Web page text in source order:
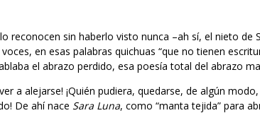
reconocen sin haberlo visto nunca –ah sí, el nieto de
en esas palabras quichuas “que no tienen
el abrazo perdido, esa poesía total del abrazo
a alejarse! ¡Quién pudiera, quedarse, de algún
De ahí nace Sara Luna, como “manta tejida” para